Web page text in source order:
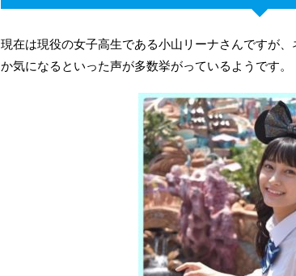
現在は現役の女子高生である小山リーナさんですが
か気になるといった声が多数挙がっているようです。